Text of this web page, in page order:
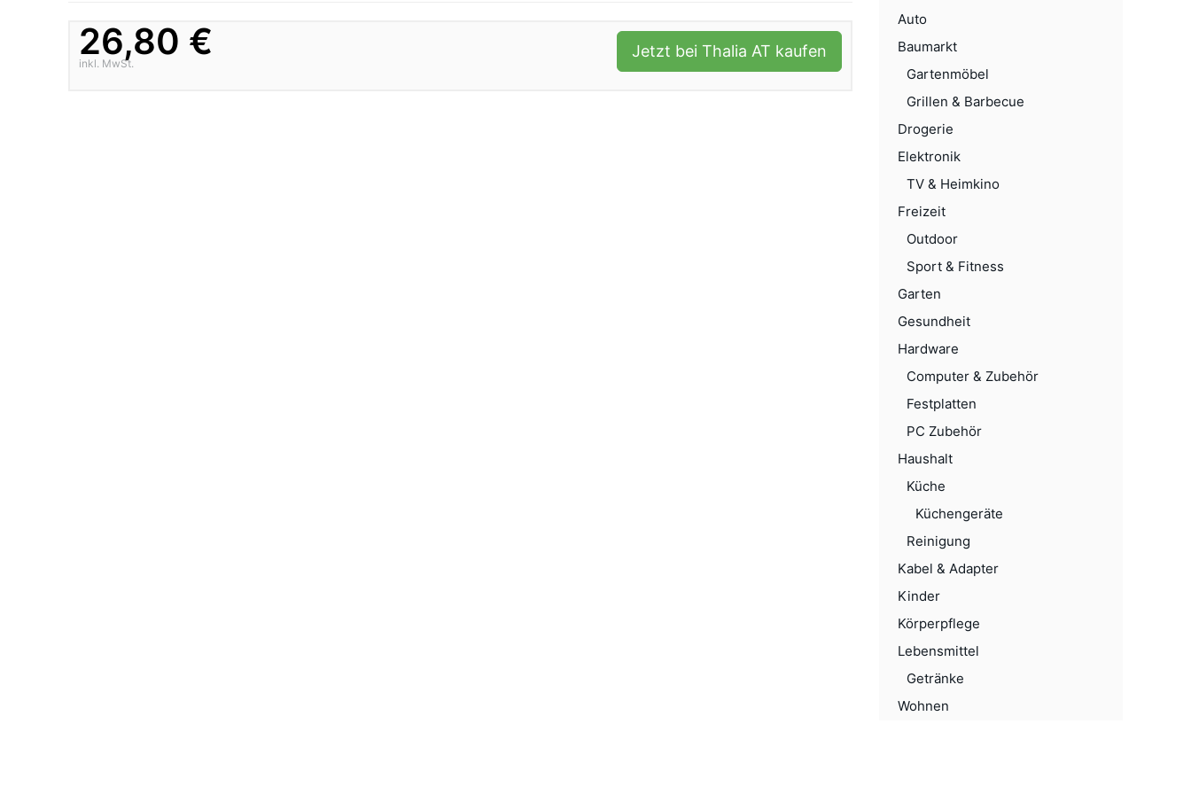
26,80 €
inkl. MwSt.
Jetzt bei Thalia AT kaufen
Auto
Baumarkt
Gartenmöbel
Grillen & Barbecue
Drogerie
Elektronik
TV & Heimkino
Freizeit
Outdoor
Sport & Fitness
Garten
Gesundheit
Hardware
Computer & Zubehör
Festplatten
PC Zubehör
Haushalt
Küche
Küchengeräte
Reinigung
Kabel & Adapter
Kinder
Körperpflege
Lebensmittel
Getränke
Wohnen